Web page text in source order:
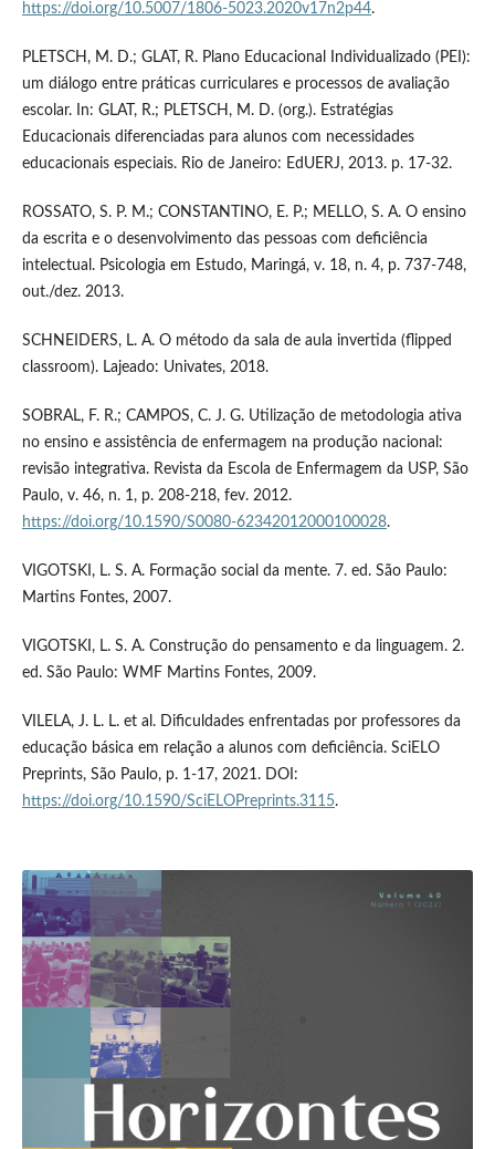
https://doi.org/10.5007/1806-5023.2020v17n2p44.
PLETSCH, M. D.; GLAT, R. Plano Educacional Individualizado (PEI):
um diálogo entre práticas curriculares e processos de avaliação
escolar. In: GLAT, R.; PLETSCH, M. D. (org.). Estratégias
Educacionais diferenciadas para alunos com necessidades
educacionais especiais. Rio de Janeiro: EdUERJ, 2013. p. 17-32.
ROSSATO, S. P. M.; CONSTANTINO, E. P.; MELLO, S. A. O ensino
da escrita e o desenvolvimento das pessoas com deficiência
intelectual. Psicologia em Estudo, Maringá, v. 18, n. 4, p. 737-748,
out./dez. 2013.
SCHNEIDERS, L. A. O método da sala de aula invertida (flipped
classroom). Lajeado: Univates, 2018.
SOBRAL, F. R.; CAMPOS, C. J. G. Utilização de metodologia ativa
no ensino e assistência de enfermagem na produção nacional:
revisão integrativa. Revista da Escola de Enfermagem da USP, São
Paulo, v. 46, n. 1, p. 208-218, fev. 2012.
https://doi.org/10.1590/S0080-62342012000100028.
VIGOTSKI, L. S. A. Formação social da mente. 7. ed. São Paulo:
Martins Fontes, 2007.
VIGOTSKI, L. S. A. Construção do pensamento e da linguagem. 2.
ed. São Paulo: WMF Martins Fontes, 2009.
VILELA, J. L. L. et al. Dificuldades enfrentadas por professores da
educação básica em relação a alunos com deficiência. SciELO
Preprints, São Paulo, p. 1-17, 2021. DOI:
https://doi.org/10.1590/SciELOPreprints.3115.